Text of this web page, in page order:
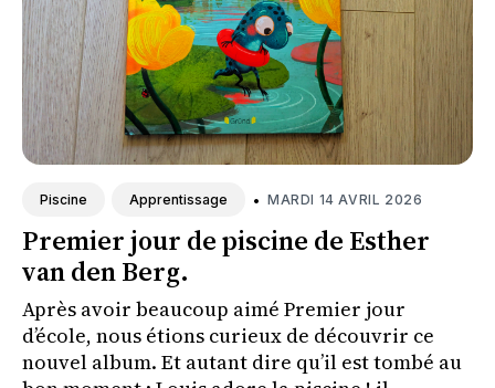
Piscine Apprentissage • MARDI 14 AVRIL 2026
Premier jour de piscine de Esther
van den Berg.
Après avoir beaucoup aimé Premier jour
d’école, nous étions curieux de découvrir ce
nouvel album. Et autant dire qu’il est tombé au